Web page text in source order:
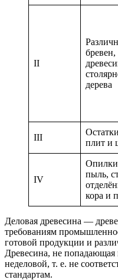
II
бревен,
дерева
III
плит и
IV
пыль,
кора и
Деловая древесина —
требованиям
готовой продукции и
Древесина, не попадающая
неделовой, т. е. не
стандартам.